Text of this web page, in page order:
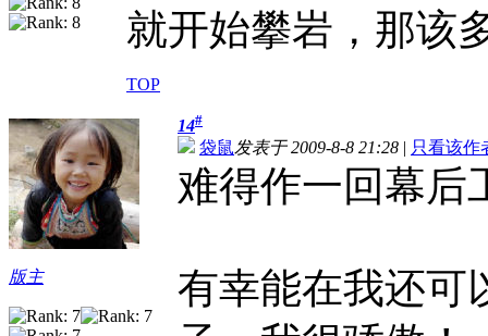
就开始攀岩，那该
TOP
版主
14#
袋鼠发表于 2009-8-8 21:28 | 只看该作
难得作一回幕后
有幸能在我还可